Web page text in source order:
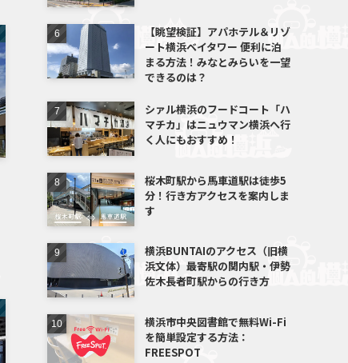
【眺望検証】アパホテル＆リゾ
ート横浜ベイタワー 便利に泊
まる方法！みなとみらいを一望
できるのは？
シァル横浜のフードコート「ハ
マチカ」はニュウマン横浜へ行
く人にもおすすめ！
桜木町駅から馬車道駅は徒歩5
分！行き方アクセスを案内しま
す
横浜BUNTAIのアクセス（旧横
浜文体）最寄駅の関内駅・伊勢
佐木長者町駅からの行き方
横浜市中央図書館で無料Wi-Fi
を簡単設定する方法：
FREESPOT